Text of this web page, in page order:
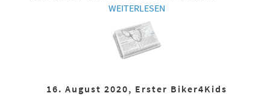
WEITERLESEN
16. August 2020, Erster Biker4Kids